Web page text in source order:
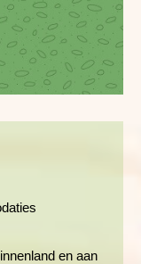
en aan